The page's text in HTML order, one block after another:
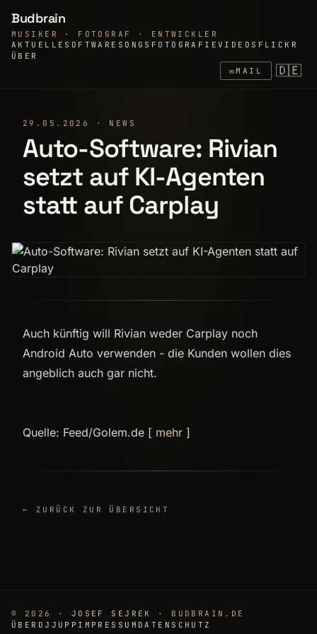
Budbrain
MUSIKER · FOTOGRAF · ENTWICKLER
AKTUELLE SOFTWARE SONGS FOTOGRAFIEVIDEOS FLICKR
ÜBER
✉MAIL 🇩🇪
29.05.2026 · NEWS
Auto-Software: Rivian
setzt auf KI-Agenten
statt auf Carplay
Auch künftig will Rivian weder Carplay noch
Android Auto verwenden - die Kunden wollen dies
angeblich auch gar nicht.
Quelle: Feed/Golem.de [ mehr ]
← ZURÜCK ZUR ÜBERSICHT
© 2026 · JOSEF SEJREK
· BUDBRAIN.DE
ÜBER DJJUPP IMPRESSUM DATENSCHUTZ